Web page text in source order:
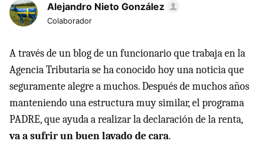
Alejandro Nieto González
Colaborador
A través de un blog de un funcionario que trabaja en la
Agencia Tributaria se ha conocido hoy una noticia que
seguramente alegre a muchos. Después de muchos años
manteniendo una estructura muy similar, el programa
PADRE, que ayuda a realizar la declaración de la renta,
va a sufrir un buen lavado de cara.